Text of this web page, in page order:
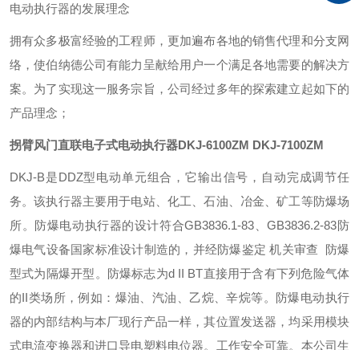
电动执行器的发展理念
拥有众多极富经验的工程师，更加遍布各地的销售代理和分支网
络，使伯纳德公司有能力呈献给用户一个满足各地需要的解决方
案。为了实现这一服务宗旨，公司经过多年的探索建立起如下的
产品理念；
拐臂风门直联电子式电动执行器DKJ-6100ZM DKJ-7100ZM
DKJ-B是DDZ型电动单元组合，它输出信号，自动完成调节任
务。该执行器主要用于电站、化工、石油、冶金、矿工等防爆场
所。防爆电动执行器的设计符合GB3836.1-83、GB3836.2-83防
爆电气设备国家标准设计制造的，并经防爆鉴定 机关审查 防爆
型式为隔爆开型。防爆标志为d II BT直接用于含有下列危险气体
的II类场所，例如：爆油、汽油、乙烷、辛烷等。防爆电动执行
器的内部结构与本厂现行产品一样，其位置发送器，均采用模块
式电流变换器和进口导电塑料电位器。工作安全可靠。本公司生